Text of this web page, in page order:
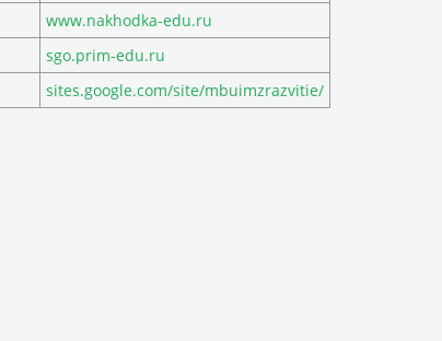
www.nakhodka-edu.ru
sgo.prim-edu.ru
sites.google.com/site/mbuimzrazvitie/